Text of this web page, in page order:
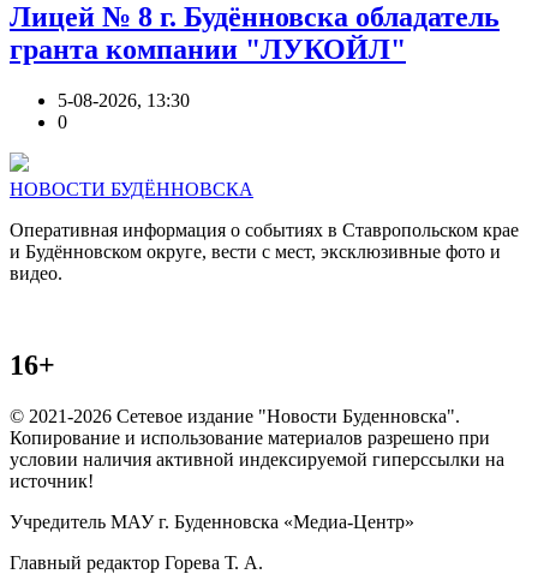
Лицей № 8 г. Будëнновска обладатель
гранта компании "ЛУКОЙЛ"
5-08-2026, 13:30
0
НОВОСТИ БУДЁННОВСКА
Оперативная информация о событиях в Ставропольском крае
и Будённовском округе, вести с мест, эксклюзивные фото и
видео.
16+
© 2021-2026 Сетевое издание "Новости Буденновска".
Копирование и использование материалов разрешено при
условии наличия активной индексируемой гиперссылки на
источник!
Учредитель МАУ г. Буденновска «Медиа-Центр»
Главный редактор Горева Т. А.